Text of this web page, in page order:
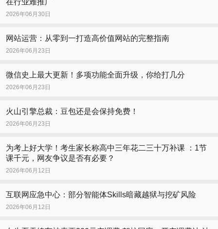
在行业难推广
2026年06月30日
网站运营：从零到一打造高价值网站的完整指南
2026年06月23日
微信史上最大更新！多项功能全面升级，你给打几分
2026年06月23日
火山引擎总裁：豆包还是会保持免费！
2026年06月23日
为考上好大学！考生家长称高中三年花二三十万补课 ：1节
课千元，网友争议是否有必要？
2026年06月12日
互联网应急中心：部分智能体Skills暗藏越狱与挖矿风险
2026年06月12日